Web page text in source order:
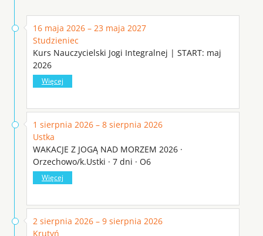
16 maja 2026 – 23 maja 2027
Studzieniec
Kurs Nauczycielski Jogi Integralnej | START: maj
2026
Więcej
1 sierpnia 2026 – 8 sierpnia 2026
Ustka
WAKACJE Z JOGĄ NAD MORZEM 2026 ·
Orzechowo/k.Ustki · 7 dni · O6
Więcej
2 sierpnia 2026 – 9 sierpnia 2026
Krutyń